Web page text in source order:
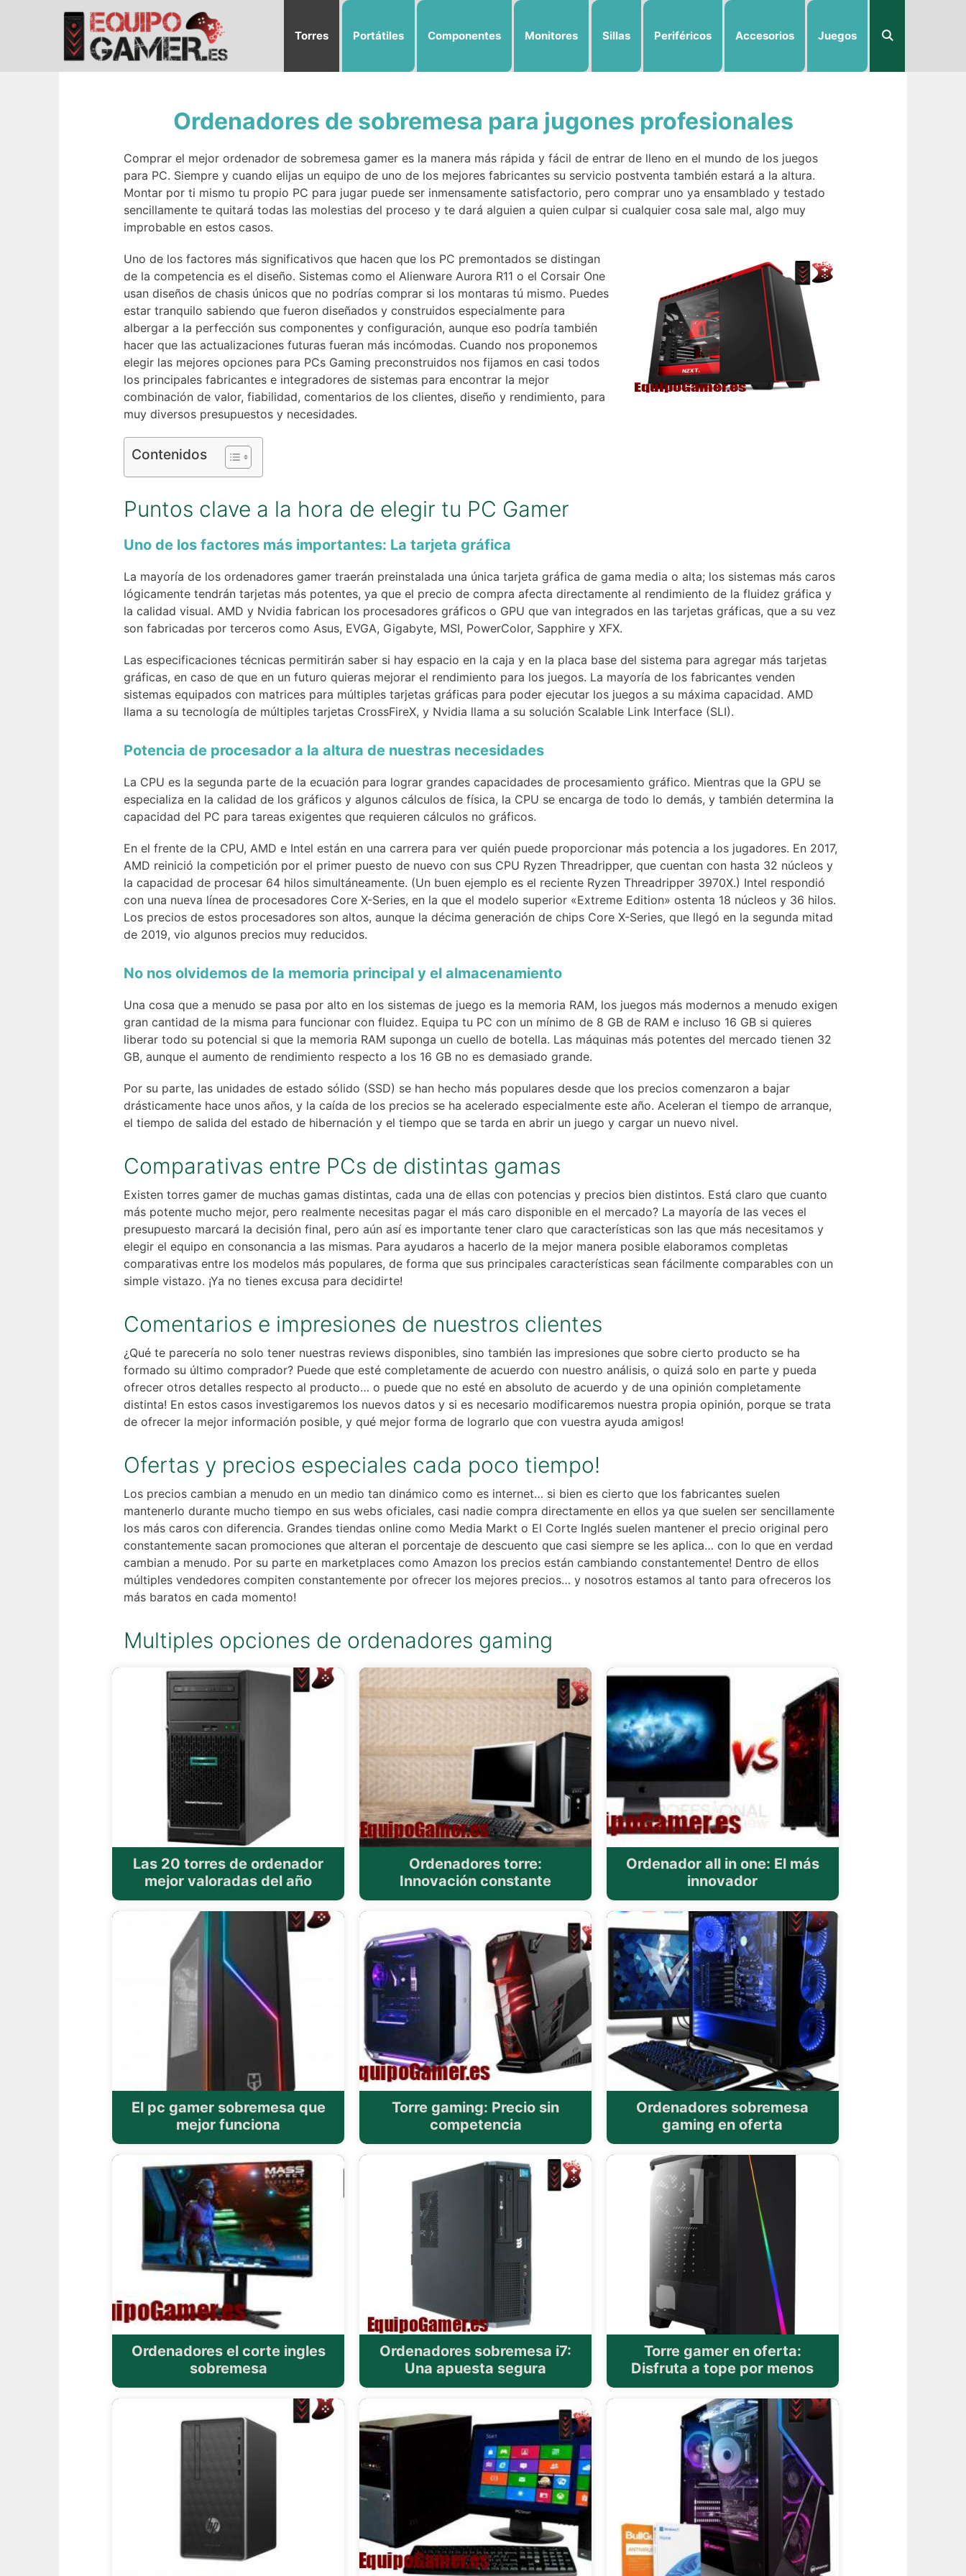
Torres Portátiles Componentes Monitores Sillas Periféricos Accesorios Juegos
Ordenadores de sobremesa para jugones profesionales
Comprar el mejor ordenador de sobremesa gamer es la manera más rápida y fácil de entrar de lleno en el mundo de los juegos
para PC. Siempre y cuando elijas un equipo de uno de los mejores fabricantes su servicio postventa también estará a la altura.
Montar por ti mismo tu propio PC para jugar puede ser inmensamente satisfactorio, pero comprar uno ya ensamblado y testado
sencillamente te quitará todas las molestias del proceso y te dará alguien a quien culpar si cualquier cosa sale mal, algo muy
improbable en estos casos.
Uno de los factores más significativos que hacen que los PC premontados se distingan
de la competencia es el diseño. Sistemas como el Alienware Aurora R11 o el Corsair One
usan diseños de chasis únicos que no podrías comprar si los montaras tú mismo. Puedes
estar tranquilo sabiendo que fueron diseñados y construidos especialmente para
albergar a la perfección sus componentes y configuración, aunque eso podría también
hacer que las actualizaciones futuras fueran más incómodas. Cuando nos proponemos
elegir las mejores opciones para PCs Gaming preconstruidos nos fijamos en casi todos
los principales fabricantes e integradores de sistemas para encontrar la mejor
combinación de valor, fiabilidad, comentarios de los clientes, diseño y rendimiento, para
muy diversos presupuestos y necesidades.
Contenidos
Puntos clave a la hora de elegir tu PC Gamer
Uno de los factores más importantes: La tarjeta gráfica
La mayoría de los ordenadores gamer traerán preinstalada una única tarjeta gráfica de gama media o alta; los sistemas más caros
lógicamente tendrán tarjetas más potentes, ya que el precio de compra afecta directamente al rendimiento de la fluidez gráfica y
la calidad visual. AMD y Nvidia fabrican los procesadores gráficos o GPU que van integrados en las tarjetas gráficas, que a su vez
son fabricadas por terceros como Asus, EVGA, Gigabyte, MSI, PowerColor, Sapphire y XFX.
Las especificaciones técnicas permitirán saber si hay espacio en la caja y en la placa base del sistema para agregar más tarjetas
gráficas, en caso de que en un futuro quieras mejorar el rendimiento para los juegos. La mayoría de los fabricantes venden
sistemas equipados con matrices para múltiples tarjetas gráficas para poder ejecutar los juegos a su máxima capacidad. AMD
llama a su tecnología de múltiples tarjetas CrossFireX, y Nvidia llama a su solución Scalable Link Interface (SLI).
Potencia de procesador a la altura de nuestras necesidades
La CPU es la segunda parte de la ecuación para lograr grandes capacidades de procesamiento gráfico. Mientras que la GPU se
especializa en la calidad de los gráficos y algunos cálculos de física, la CPU se encarga de todo lo demás, y también determina la
capacidad del PC para tareas exigentes que requieren cálculos no gráficos.
En el frente de la CPU, AMD e Intel están en una carrera para ver quién puede proporcionar más potencia a los jugadores. En 2017,
AMD reinició la competición por el primer puesto de nuevo con sus CPU Ryzen Threadripper, que cuentan con hasta 32 núcleos y
la capacidad de procesar 64 hilos simultáneamente. (Un buen ejemplo es el reciente Ryzen Threadripper 3970X.) Intel respondió
con una nueva línea de procesadores Core X-Series, en la que el modelo superior «Extreme Edition» ostenta 18 núcleos y 36 hilos.
Los precios de estos procesadores son altos, aunque la décima generación de chips Core X-Series, que llegó en la segunda mitad
de 2019, vio algunos precios muy reducidos.
No nos olvidemos de la memoria principal y el almacenamiento
Una cosa que a menudo se pasa por alto en los sistemas de juego es la memoria RAM, los juegos más modernos a menudo exigen
gran cantidad de la misma para funcionar con fluidez. Equipa tu PC con un mínimo de 8 GB de RAM e incluso 16 GB si quieres
liberar todo su potencial si que la memoria RAM suponga un cuello de botella. Las máquinas más potentes del mercado tienen 32
GB, aunque el aumento de rendimiento respecto a los 16 GB no es demasiado grande.
Por su parte, las unidades de estado sólido (SSD) se han hecho más populares desde que los precios comenzaron a bajar
drásticamente hace unos años, y la caída de los precios se ha acelerado especialmente este año. Aceleran el tiempo de arranque,
el tiempo de salida del estado de hibernación y el tiempo que se tarda en abrir un juego y cargar un nuevo nivel.
Comparativas entre PCs de distintas gamas
Existen torres gamer de muchas gamas distintas, cada una de ellas con potencias y precios bien distintos. Está claro que cuanto
más potente mucho mejor, pero realmente necesitas pagar el más caro disponible en el mercado? La mayoría de las veces el
presupuesto marcará la decisión final, pero aún así es importante tener claro que características son las que más necesitamos y
elegir el equipo en consonancia a las mismas. Para ayudaros a hacerlo de la mejor manera posible elaboramos completas
comparativas entre los modelos más populares, de forma que sus principales características sean fácilmente comparables con un
simple vistazo. ¡Ya no tienes excusa para decidirte!
Comentarios e impresiones de nuestros clientes
¿Qué te parecería no solo tener nuestras reviews disponibles, sino también las impresiones que sobre cierto producto se ha
formado su último comprador? Puede que esté completamente de acuerdo con nuestro análisis, o quizá solo en parte y pueda
ofrecer otros detalles respecto al producto… o puede que no esté en absoluto de acuerdo y de una opinión completamente
distinta! En estos casos investigaremos los nuevos datos y si es necesario modificaremos nuestra propia opinión, porque se trata
de ofrecer la mejor información posible, y qué mejor forma de lograrlo que con vuestra ayuda amigos!
Ofertas y precios especiales cada poco tiempo!
Los precios cambian a menudo en un medio tan dinámico como es internet… si bien es cierto que los fabricantes suelen
mantenerlo durante mucho tiempo en sus webs oficiales, casi nadie compra directamente en ellos ya que suelen ser sencillamente
los más caros con diferencia. Grandes tiendas online como Media Markt o El Corte Inglés suelen mantener el precio original pero
constantemente sacan promociones que alteran el porcentaje de descuento que casi siempre se les aplica… con lo que en verdad
cambian a menudo. Por su parte en marketplaces como Amazon los precios están cambiando constantemente! Dentro de ellos
múltiples vendedores compiten constantemente por ofrecer los mejores precios… y nosotros estamos al tanto para ofreceros los
más baratos en cada momento!
Multiples opciones de ordenadores gaming
Las 20 torres de ordenador
mejor valoradas del año
Ordenadores torre:
Innovación constante
Ordenador all in one: El más
innovador
El pc gamer sobremesa que
mejor funciona
Torre gaming: Precio sin
competencia
Ordenadores sobremesa
gaming en oferta
Ordenadores el corte ingles
sobremesa
Ordenadores sobremesa i7:
Una apuesta segura
Torre gamer en oferta:
Disfruta a tope por menos